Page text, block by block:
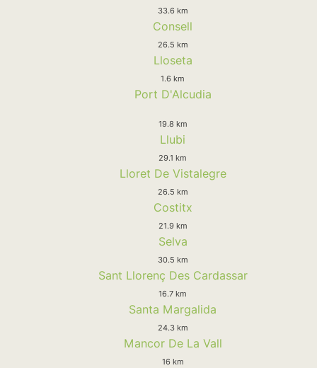
33.6 km
Consell
26.5 km
Lloseta
1.6 km
Port D'Alcudia
19.8 km
Llubi
29.1 km
Lloret De Vistalegre
26.5 km
Costitx
21.9 km
Selva
30.5 km
Sant Llorenç Des Cardassar
16.7 km
Santa Margalida
24.3 km
Mancor De La Vall
16 km